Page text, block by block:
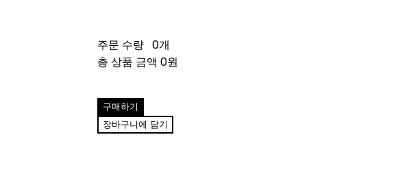
주문 수량 0개
총 상품 금액 0원
구매하기
장바구니에 담기